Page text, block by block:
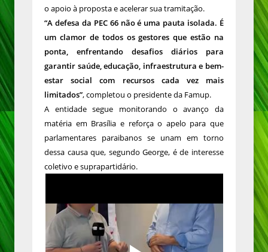
o apoio à proposta e acelerar sua tramitação.
“A defesa da PEC 66 não é uma pauta isolada. É
um clamor de todos os gestores que estão na
ponta, enfrentando desafios diários para
garantir saúde, educação, infraestrutura e bem-
estar social com recursos cada vez mais
limitados”, completou o presidente da Famup.
A entidade segue monitorando o avanço da
matéria em Brasília e reforça o apelo para que
parlamentares paraibanos se unam em torno
dessa causa que, segundo George, é de interesse
coletivo e suprapartidário.